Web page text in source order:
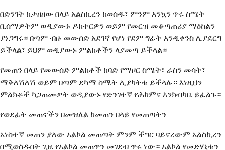
በድንገት ከታዘዘው በላይ አልስኪረን ከወሰዱ፣ ምንም እንኳን ጥሩ ስሜት
ቢሰማዎትም ወዲያውኑ ዶክተርዎን ወይም የመርዝ መቆጣጠሪያ ማዕከልን
ያነጋግሩ። በጣም ብዙ መውሰድ አደገኛ የሆነ የደም ግፊት እንዲቀንስ ሊያደርግ
ይችላል፣ ይህም ወዲያውኑ ምልክቶችን ላያመጣ ይችላል።
የመጠን በላይ የመውሰድ ምልክቶች ከባድ የማዞር ስሜት፣ ራስን መሳት፣
ማቅለሽለሽ ወይም በጣም ደካማ ስሜት ሊያካትቱ ይችላሉ። እነዚህን
ምልክቶች ካጋጠሙዎት ወዲያውኑ የድንገተኛ የሕክምና እንክብካቤ ይፈልጉ።
የወደፊት መጠኖችን በመዝለል ከመጠን በላይ የመጠጣትን
አነስተኛ መጠን ያለው አልኮል መጠጣት ምንም ችግር ባይኖረውም አልስኪረን
በሚወስዱበት ጊዜ የአልኮል መጠጥን መገደብ ጥሩ ነው። አልኮል የመድሃኒቱን